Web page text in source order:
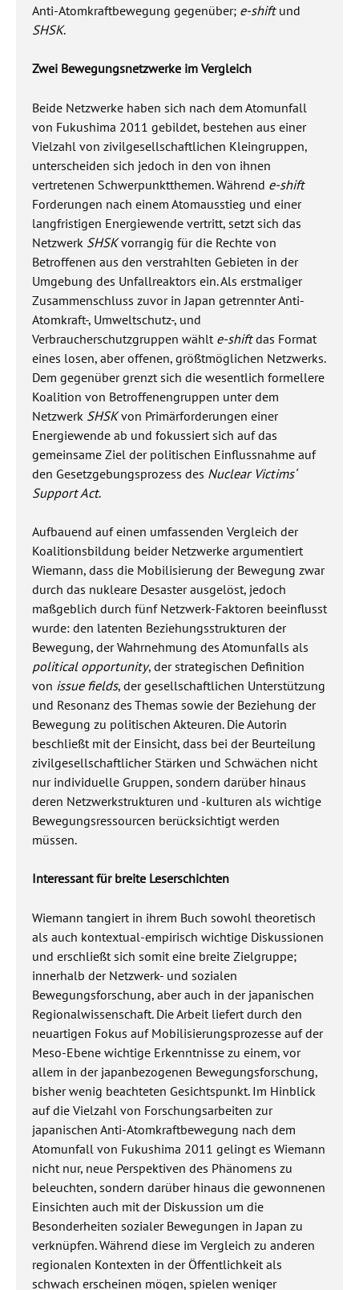
Anti-Atomkraftbewegung gegenüber; e-shiftund
SHSK.
Zwei Bewegungsnetzwerke im Vergleich
Beide Netzwerke haben sich nach dem Atomunfall
von Fukushima 2011 gebildet, bestehen aus einer
Vielzahl von zivilgesellschaftlichen Kleingruppen,
unterscheiden sich jedoch in den von ihnen
vertretenen Schwerpunktthemen. Während e-shift
Forderungen nach einem Atomausstieg und einer
langfristigen Energiewende vertritt, setzt sich das
Netzwerk SHSKvorrangig für die Rechte von
Betroffenen aus den verstrahlten Gebieten in der
Umgebung des Unfallreaktors ein. Als erstmaliger
Zusammenschluss zuvor in Japan getrennter Anti-
Atomkraft-, Umweltschutz-, und
Verbraucherschutzgruppen wählt e-shiftdas Format
eines losen, aber offenen, größtmöglichen Netzwerks.
Dem gegenüber grenzt sich die wesentlich formellere
Koalition von Betroffenengruppen unter dem
Netzwerk SHSKvon Primärforderungen einer
Energiewende ab und fokussiert sich auf das
gemeinsame Ziel der politischen Einflussnahme auf
den Gesetzgebungsprozess des Nuclear Victims‘
Support Act.
Aufbauend auf einen umfassenden Vergleich der
Koalitionsbildung beider Netzwerke argumentiert
Wiemann, dass die Mobilisierung der Bewegung zwar
durch das nukleare Desaster ausgelöst, jedoch
maßgeblich durch fünf Netzwerk-Faktoren beeinflusst
wurde: den latenten Beziehungsstrukturen der
Bewegung, der Wahrnehmung des Atomunfalls als
political opportunity, der strategischen Definition
von issue fields, der gesellschaftlichen Unterstützung
und Resonanz des Themas sowie der Beziehung der
Bewegung zu politischen Akteuren. Die Autorin
beschließt mit der Einsicht, dass bei der Beurteilung
zivilgesellschaftlicher Stärken und Schwächen nicht
nur individuelle Gruppen, sondern darüber hinaus
deren Netzwerkstrukturen und -kulturen als wichtige
Bewegungsressourcen berücksichtigt werden
müssen.
Interessant für breite Leserschichten
Wiemann tangiert in ihrem Buch sowohl theoretisch
als auch kontextual-empirisch wichtige Diskussionen
und erschließt sich somit eine breite Zielgruppe;
innerhalb der Netzwerk- und sozialen
Bewegungsforschung, aber auch in der japanischen
Regionalwissenschaft. Die Arbeit liefert durch den
neuartigen Fokus auf Mobilisierungsprozesse auf der
Meso-Ebene wichtige Erkenntnisse zu einem, vor
allem in der japanbezogenen Bewegungsforschung,
bisher wenig beachteten Gesichtspunkt. Im Hinblick
auf die Vielzahl von Forschungsarbeiten zur
japanischen Anti-Atomkraftbewegung nach dem
Atomunfall von Fukushima 2011 gelingt es Wiemann
nicht nur, neue Perspektiven des Phänomens zu
beleuchten, sondern darüber hinaus die gewonnenen
Einsichten auch mit der Diskussion um die
Besonderheiten sozialer Bewegungen in Japan zu
verknüpfen. Während diese im Vergleich zu anderen
regionalen Kontexten in der Öffentlichkeit als
schwach erscheinen mögen, spielen weniger